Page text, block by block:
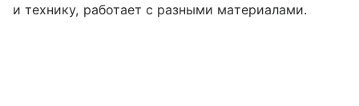
и технику, работает с разными материалами.